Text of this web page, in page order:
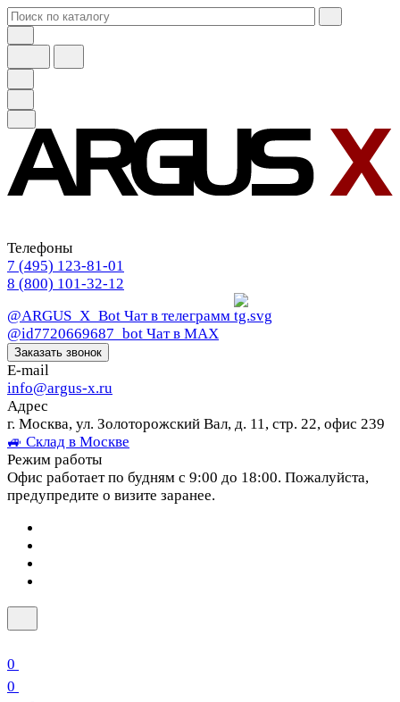
Телефоны
7 (495) 123-81-01
8 (800) 101-32-12
@ARGUS_X_Bot Чат в телеграмм
@id7720669687_bot Чат в МАХ
Заказать звонок
E-mail
info@argus-x.ru
Адрес
г. Москва, ул. Золоторожский Вал, д. 11, стр. 22, офис 239
🚙 Склад в Москве
Режим работы
Офис работает по будням с 9:00 до 18:00. Пожалуйста,
предупредите о визите заранее.
0
0